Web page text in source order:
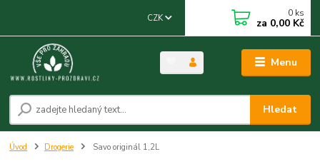
Menu
CZK
Hledat
0 ks
za 0,00 Kč
Úvod Drogerie Savo originál 1,2L